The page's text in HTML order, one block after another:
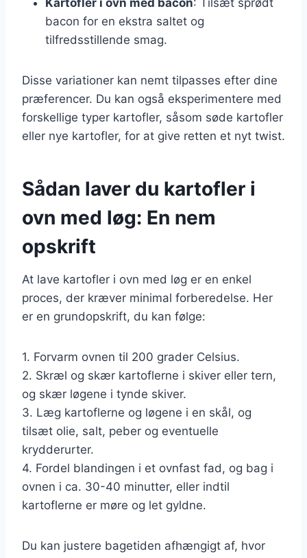
bacon for en ekstra saltet og
tilfredsstillende smag.
Disse variationer kan nemt tilpasses efter dine
præferencer. Du kan også eksperimentere med
forskellige typer kartofler, såsom søde kartofler
eller nye kartofler, for at give retten et nyt twist.
Sådan laver du kartofler i
ovn med løg: En nem
opskrift
At lave kartofler i ovn med løg er en enkel
proces, der kræver minimal forberedelse. Her
er en grundopskrift, du kan følge:
1. Forvarm ovnen til 200 grader Celsius.
2. Skræl og skær kartoflerne i skiver eller tern,
og skær løgene i tynde skiver.
3. Læg kartoflerne og løgene i en skål, og
tilsæt olie, salt, peber og eventuelle
krydderurter.
4. Fordel blandingen i et ovnfast fad, og bag i
ovnen i ca. 30-40 minutter, eller indtil
kartoflerne er møre og let gyldne.
Du kan justere bagetiden afhængigt af, hvor